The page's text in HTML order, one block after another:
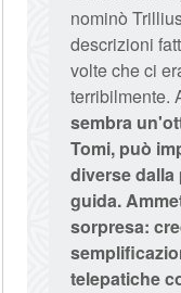
nominò
descrizioni
volte che ci
terribilmente.
sembra
Tomi, può
diverse dalla
guida.
sorpresa:
telepatiche